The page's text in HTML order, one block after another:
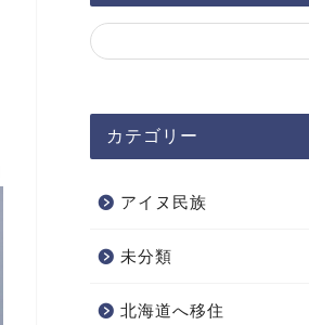
カテゴリー
アイヌ民族
未分類
北海道へ移住